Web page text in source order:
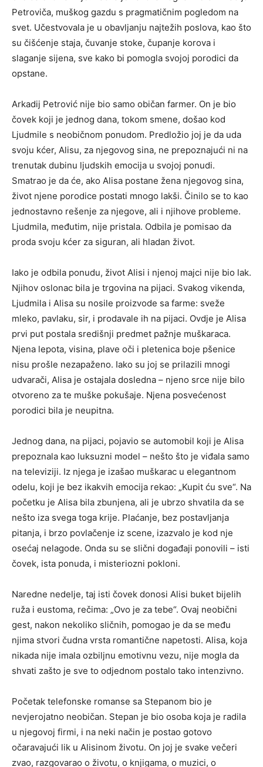
Petroviča, muškog gazdu s pragmatičnim pogledom na
svet. Učestvovala je u obavljanju najtežih poslova, kao što
su čišćenje staja, čuvanje stoke, čupanje korova i
slaganje sijena, sve kako bi pomogla svojoj porodici da
opstane.
Arkadij Petrović nije bio samo običan farmer. On je bio
čovek koji je jednog dana, tokom smene, došao kod
Ljudmile s neobičnom ponudom. Predložio joj je da uda
svoju kćer, Alisu, za njegovog sina, ne prepoznajući ni na
trenutak dubinu ljudskih emocija u svojoj ponudi.
Smatrao je da će, ako Alisa postane žena njegovog sina,
život njene porodice postati mnogo lakši. Činilo se to kao
jednostavno rešenje za njegove, ali i njihove probleme.
Ljudmila, međutim, nije pristala. Odbila je pomisao da
proda svoju kćer za siguran, ali hladan život.
Iako je odbila ponudu, život Alisi i njenoj majci nije bio lak.
Njihov oslonac bila je trgovina na pijaci. Svakog vikenda,
Ljudmila i Alisa su nosile proizvode sa farme: sveže
mleko, pavlaku, sir, i prodavale ih na pijaci. Ovdje je Alisa
prvi put postala središnji predmet pažnje muškaraca.
Njena lepota, visina, plave oči i pletenica boje pšenice
nisu prošle nezapaženo. Iako su joj se prilazili mnogi
udvarači, Alisa je ostajala dosledna – njeno srce nije bilo
otvoreno za te muške pokušaje. Njena posvećenost
porodici bila je neupitna.
Jednog dana, na pijaci, pojavio se automobil koji je Alisa
prepoznala kao luksuzni model – nešto što je viđala samo
na televiziji. Iz njega je izašao muškarac u elegantnom
odelu, koji je bez ikakvih emocija rekao: „Kupit ću sve“. Na
početku je Alisa bila zbunjena, ali je ubrzo shvatila da se
nešto iza svega toga krije. Plaćanje, bez postavljanja
pitanja, i brzo povlačenje iz scene, izazvalo je kod nje
osećaj nelagode. Onda su se slični događaji ponovili – isti
čovek, ista ponuda, i misteriozni pokloni.
Naredne nedelje, taj isti čovek donosi Alisi buket bijelih
ruža i eustoma, rečima: „Ovo je za tebe“. Ovaj neobični
gest, nakon nekoliko sličnih, pomogao je da se među
njima stvori čudna vrsta romantične napetosti. Alisa, koja
nikada nije imala ozbiljnu emotivnu vezu, nije mogla da
shvati zašto je sve to odjednom postalo tako intenzivno.
Početak telefonske romanse sa Stepanom bio je
nevjerojatno neobičan. Stepan je bio osoba koja je radila
u njegovoj firmi, i na neki način je postao gotovo
očaravajući lik u Alisinom životu. On joj je svake večeri
zvao, razgovarao o životu, o knjigama, o muzici, o